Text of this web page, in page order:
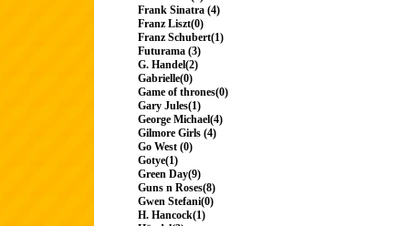
Frank Sinatra (4)
Franz Liszt(0)
Franz Schubert(1)
Futurama (3)
G. Handel(2)
Gabrielle(0)
Game of thrones(0)
Gary Jules(1)
George Michael(4)
Gilmore Girls (4)
Go West (0)
Gotye(1)
Green Day(9)
Guns n Roses(8)
Gwen Stefani(0)
H. Hancock(1)